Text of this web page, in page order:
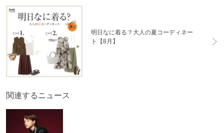
明日なに着る？大人の夏コーディネー
ト【8月】
関連するニュース